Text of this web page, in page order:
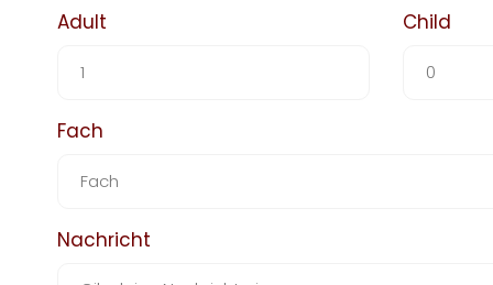
Adult Child
Fach
Nachricht